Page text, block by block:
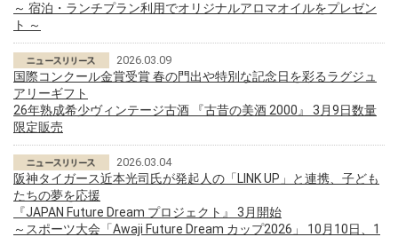
～ 宿泊・ランチプラン利用でオリジナルアロマオイルをプレゼン
ト ～
2026.03.09
国際コンクール金賞受賞 春の門出や特別な記念日を彩るラグジュ
アリーギフト
26年熟成希少ヴィンテージ古酒 『古昔の美酒 2000』 3月9日数量
限定販売
2026.03.04
阪神タイガース近本光司氏が発起人の「LINK UP」と連携、子ども
たちの夢を応援
『JAPAN Future Dream プロジェクト』 3月開始
～スポーツ大会「Awaji Future Dream カップ2026」 10月10日、1